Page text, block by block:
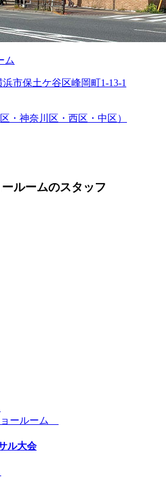
ム
市保土ケ谷区峰岡町1-13-1
・神奈川区・西区・中区）
ルームのスタッフ
ョールーム
ル大会